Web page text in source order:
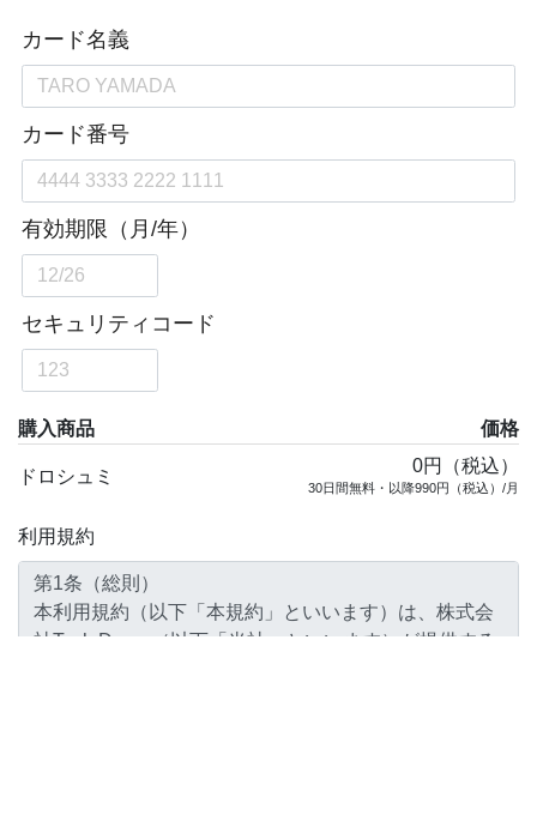
購入商品 価格
ドロシュミ
0円（税込）
30日間無料・以降990円（税込）/月
利用規約